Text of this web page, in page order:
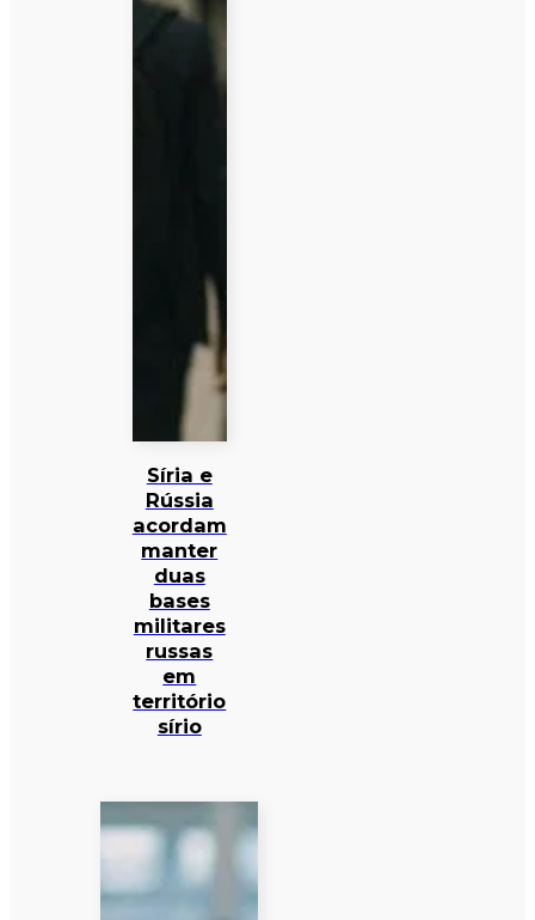
Síria e
Rússia
acordam
manter
duas
bases
militares
russas
em
território
sírio